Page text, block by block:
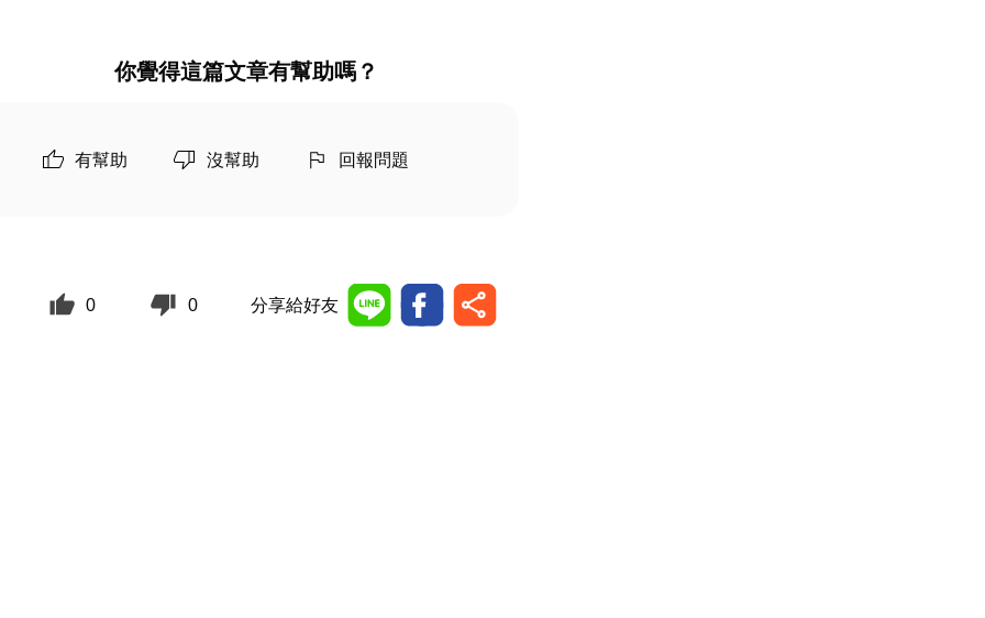
你覺得這篇文章有幫助嗎？
有幫助 沒幫助 回報問題
0 0 分享給好友